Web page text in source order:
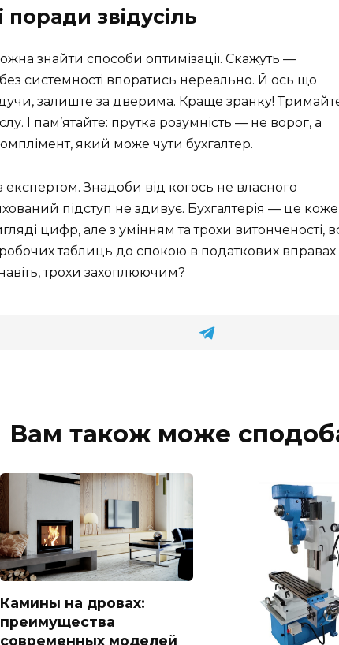
поради звідусіль
знайти способи оптимізації. Скажуть —
системностi впоратись нереально. Й ось що
залиште за дверима. Краще зранку!
І пам’ятайте: прутка розумність — не ворог, а
який може чути бухгалтер.
Знадоби від когось не власного
підступ не здивує. Бухгалтерія — це
цифр, але з умінням та трохи витонченості,
робочих таблиць до спокою в податкових вправах
трохи захоплюючим?
Вам також може
Камины на дровах:
преимущества
современных моделей